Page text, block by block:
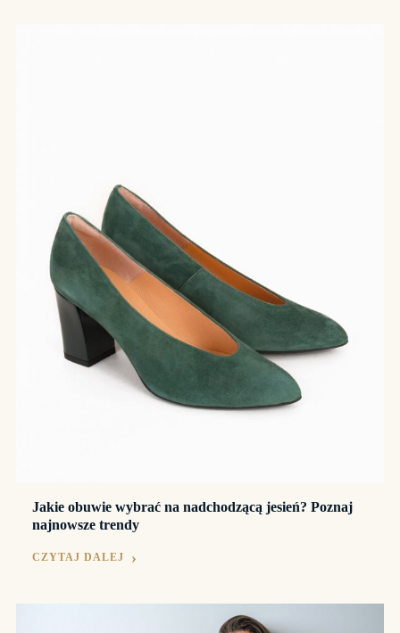
Jakie obuwie wybrać na nadchodzącą jesień? Poznaj
najnowsze trendy
CZYTAJ DALEJ